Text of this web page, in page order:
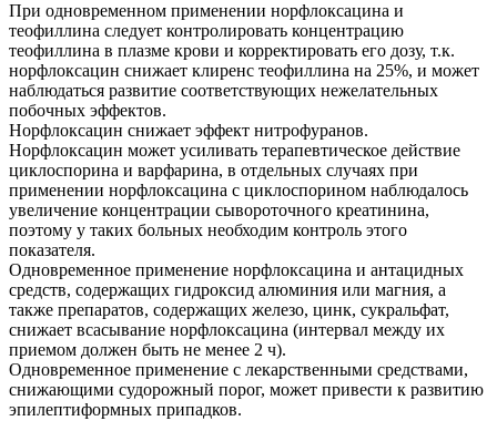
При одновременном применении норфлоксацина и
теофиллина следует контролировать концентрацию
теофиллина в плазме крови и корректировать его дозу, т.к.
норфлоксацин снижает клиренс теофиллина на 25%, и может
наблюдаться развитие соответствующих нежелательных
побочных эффектов.
Норфлоксацин снижает эффект нитрофуранов.
Норфлоксацин может усиливать терапевтическое действие
циклоспорина и варфарина, в отдельных случаях при
применении норфлоксацина с циклоспорином наблюдалось
увеличение концентрации сывороточного креатинина,
поэтому у таких больных необходим контроль этого
показателя.
Одновременное применение норфлоксацина и антацидных
средств, содержащих гидроксид алюминия или магния, а
также препаратов, содержащих железо, цинк, сукральфат,
снижает всасывание норфлоксацина (интервал между их
приемом должен быть не менее 2 ч).
Одновременное применение с лекарственными средствами,
снижающими судорожный порог, может привести к развитию
эпилептиформных припадков.